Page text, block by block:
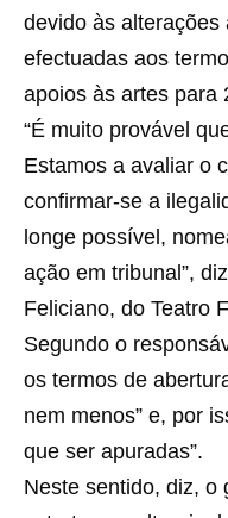
devido às alterações
efectuadas aos
apoios às artes para
“É muito provável
Estamos a avaliar o
confirmar-se a
longe possível,
ação em tribunal”,
Feliciano, do Teatro
Segundo o
os termos de
nem menos” e, por
que ser apuradas”.
Neste sentido, diz, o